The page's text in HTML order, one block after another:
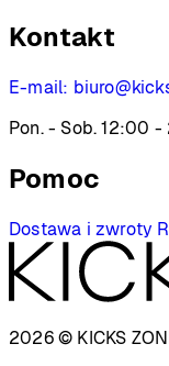
Kontakt
E-mail:
Pon. - Sob. 12:00
Pomoc
Dostawa i zwroty
2026 © KICKS